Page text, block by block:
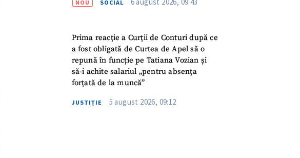
NOU SOCIAL
Prima reacție a Curții de Conturi după ce
a fost obligată de Curtea de Apel să o
repună în funcție pe Tatiana Vozian și
să-i achite salariul „pentru absența
forțată de la muncă”
JUSTIȚIE 5 august 2026, 09:12
+ Telefon personal
Am citit și sunt de acord cupolitica de